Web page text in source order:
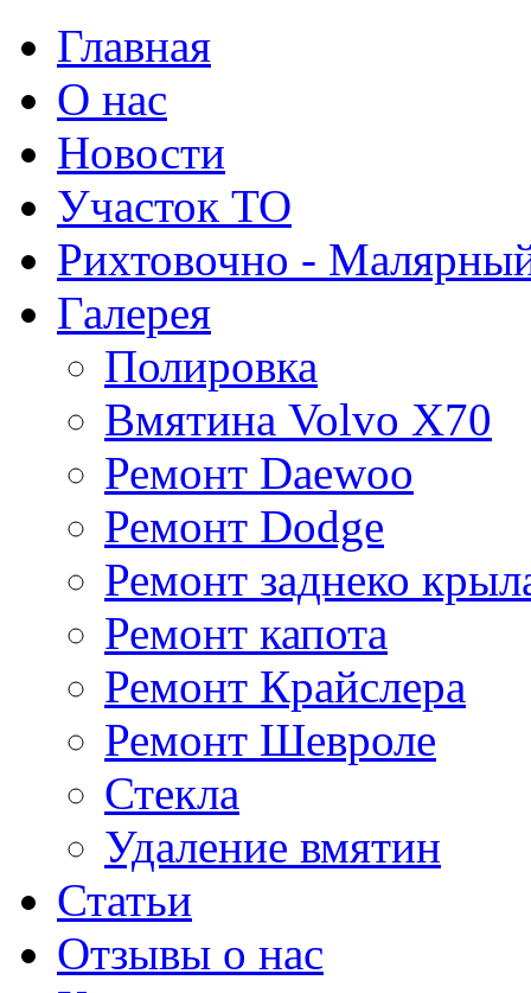
Главная
О нас
Новости
Участок ТО
Рихтовочно -
Галерея
Полировка
Вмятина Volvo X70
Ремонт Daewoo
Ремонт Dodge
Ремонт заднеко
Ремонт капота
Ремонт Крайслера
Ремонт Шевроле
Стекла
Удаление вмятин
Статьи
Отзывы о нас